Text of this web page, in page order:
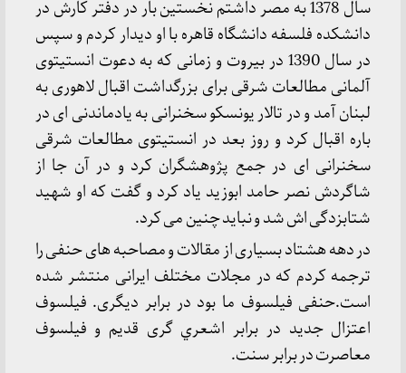
سال 1378 به مصر داشتم نخستین بار در دفتر کارش در
دانشکده فلسفه دانشگاه قاهره با او دیدار کردم و سپس
در سال 1390 در بیروت و زمانی که به دعوت انستیتوی
آلمانی مطالعات شرقی برای بزرگداشت اقبال لاهوری به
لبنان آمد و در تالار یونسکو سخنرانی به یادماندنی ای در
باره اقبال کرد و روز بعد در انستیتوی مطالعات شرقی
سخنرانی ای در جمع پژوهشگران کرد و در آن جا از
شاگردش نصر حامد ابوزید یاد کرد و گفت که او شهید
شتابزدگی اش شد و نباید چنین می کرد.
در دهه هشتاد بسیاری از مقالات و مصاحبه های حنفی را
ترجمه کردم که در مجلات مختلف ایرانی منتشر شده
است.حنفی فیلسوف ما بود در برابر دیگری. فیلسوف
اعتزال جديد در برابر اشعري گری قديم و فیلسوف
معاصرت در برابر سنت.